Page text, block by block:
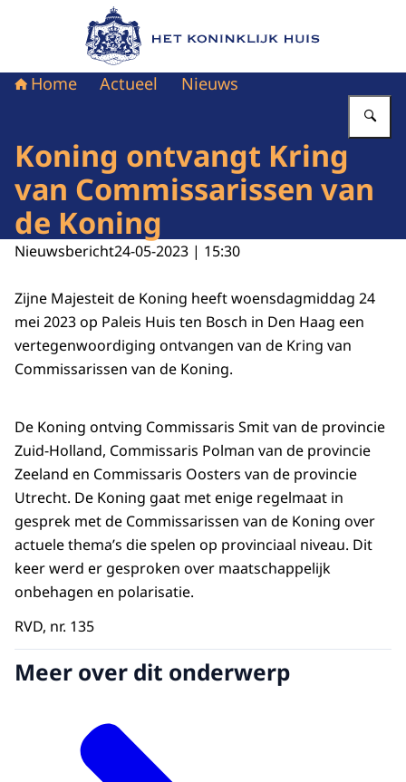
Naar de homepage van Het Koninklijk Huis
Home Actueel Nieuws
Koning ontvangt Kring
van Commissarissen van
de Koning
Nieuwsbericht24-05-2023 | 15:30
Zijne Majesteit de Koning heeft woensdagmiddag 24
mei 2023 op Paleis Huis ten Bosch in Den Haag een
vertegenwoordiging ontvangen van de Kring van
Commissarissen van de Koning.
De Koning ontving Commissaris Smit van de provincie
Zuid-Holland, Commissaris Polman van de provincie
Zeeland en Commissaris Oosters van de provincie
Utrecht. De Koning gaat met enige regelmaat in
gesprek met de Commissarissen van de Koning over
actuele thema’s die spelen op provinciaal niveau. Dit
keer werd er gesproken over maatschappelijk
onbehagen en polarisatie.
RVD, nr. 135
Meer over dit onderwerp